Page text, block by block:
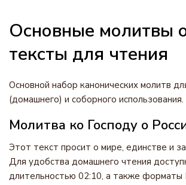
Основные молитвы
тексты для чтения
Основной набор канонических молитв
(домашнего) и соборного использования.
Молитва ко Господу о
Этот текст просит о мире, единстве и
Для удобства домашнего чтения
длительностью 02:10, а также форматы